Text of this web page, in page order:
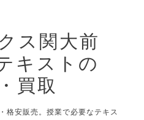
ス関大前
キストの
買取
格安販売。授業で必要なテキス